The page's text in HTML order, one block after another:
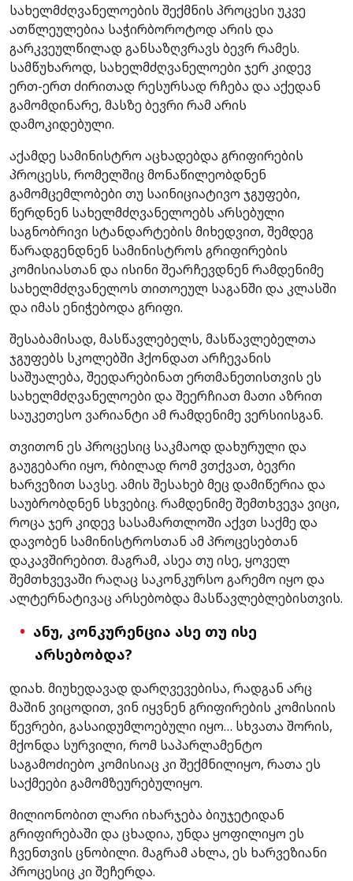
სახელმძღვანელოების შექმნის პროცესი უკვე
ათწლეულებია საჭირბოროტოდ არის და
გარკვეულწილად განსაზღვრავს ბევრ რამეს.
სამწუხაროდ, სახელმძღვანელოები ჯერ კიდევ
ერთ-ერთ ძირითად რესურსად რჩება და აქედან
გამომდინარე, მასზე ბევრი რამ არის
დამოკიდებული.
აქამდე სამინისტრო აცხადებდა გრიფირების
პროცესს, რომელშიც მონაწილეობდნენ
გამომცემლობები თუ საინიციატივო ჯგუფები,
წერდნენ სახელმძღვანელოებს არსებული
საგნობრივი სტანდარტების მიხედვით, შემდეგ
წარადგენდნენ სამინისტროს გრიფირების
კომისიასთან და ისინი შეარჩევდნენ რამდენიმე
სახელმძღვანელოს თითოეულ საგანში და კლასში
და იმას ენიჭებოდა გრიფი.
შესაბამისად, მასწავლებელს, მასწავლებელთა
ჯგუფებს სკოლებში ჰქონდათ არჩევანის
საშუალება, შეედარებინათ ერთმანეთისთვის ეს
სახელმძღვანელოები და შეერჩიათ მათი აზრით
საუკეთესო ვარიანტი ამ რამდენიმე ვერსიისგან.
თვითონ ეს პროცესიც საკმაოდ დახურული და
გაუგებარი იყო, რბილად რომ ვთქვათ, ბევრი
ხარვეზით სავსე. ამის შესახებ მეც დამიწერია და
საუბრობდნენ სხვებიც. რამდენიმე შემთხვევა ვიცი,
როცა ჯერ კიდევ სასამართლოში აქვთ საქმე და
დავობენ სამინისტროსთან ამ პროცესებთან
დაკავშირებით. მაგრამ, ასეა თუ ისე, ყოველ
შემთხვევაში რაღაც საკონკურსო გარემო იყო და
ალტერნატივაც არსებობდა მასწავლებლებისთვის.
ანუ, კონკურენცია ასე თუ ისე
არსებობდა?
დიახ. მიუხედავად დარღვევებისა, რადგან არც
მაშინ ვიცოდით, ვინ იყვნენ გრიფირების კომისიის
წევრები, გასაიდუმლოებული იყო… სხვათა შორის,
მქონდა სურვილი, რომ საპარლამენტო
საგამოძიებო კომისიაც კი შექმნილიყო, რათა ეს
საქმეები გამომზეურებულიყო.
მილიონობით ლარი იხარჯება ბიუჯეტიდან
გრიფირებაში და ცხადია, უნდა ყოფილიყო ეს
ჩვენთვის ცნობილი. მაგრამ ახლა, ეს ხარვეზიანი
პროცესიც კი შეჩერდა.